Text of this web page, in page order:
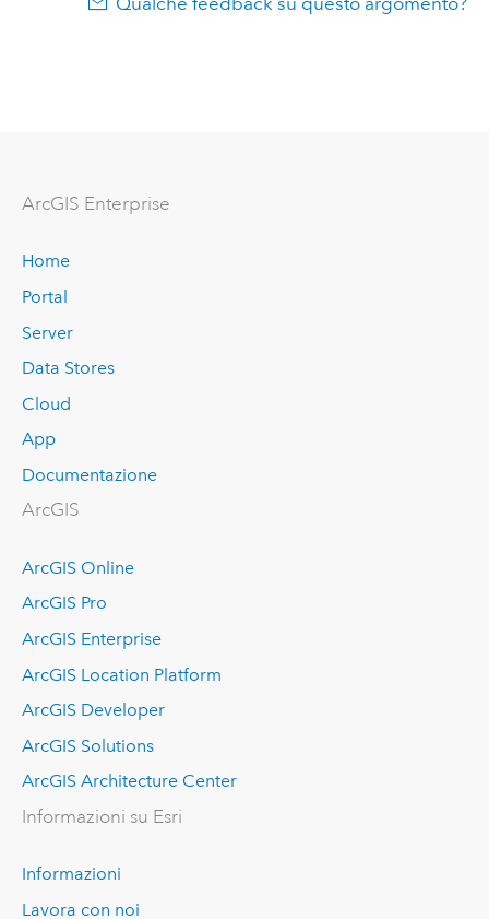
ArcGIS Enterprise
Home
Portal
Server
Data Stores
Cloud
App
Documentazione
ArcGIS
ArcGIS Online
ArcGIS Pro
ArcGIS Enterprise
ArcGIS Location Platform
ArcGIS Developer
ArcGIS Solutions
ArcGIS Architecture Center
Informazioni su Esri
Informazioni
Lavora con noi